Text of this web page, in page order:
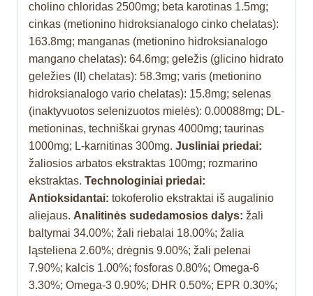
cholino chloridas 2500mg; beta karotinas 1.5mg;
cinkas (metionino hidroksianalogo cinko chelatas):
163.8mg; manganas (metionino hidroksianalogo
mangano chelatas): 64.6mg; geležis (glicino hidrato
geležies (II) chelatas): 58.3mg; varis (metionino
hidroksianalogo vario chelatas): 15.8mg; selenas
(inaktyvuotos selenizuotos mielės): 0.00088mg; DL-
metioninas, techniškai grynas 4000mg; taurinas
1000mg; L-karnitinas 300mg. Jusliniai priedai:
žaliosios arbatos ekstraktas 100mg; rozmarino
ekstraktas. Technologiniai priedai:
Antioksidantai: tokoferolio ekstraktai iš augalinio
aliejaus. Analitinės sudedamosios dalys: žali
baltymai 34.00%; žali riebalai 18.00%; žalia
ląsteliena 2.60%; drėgnis 9.00%; žali pelenai
7.90%; kalcis 1.00%; fosforas 0.80%; Omega-6
3.30%; Omega-3 0.90%; DHR 0.50%; EPR 0.30%;